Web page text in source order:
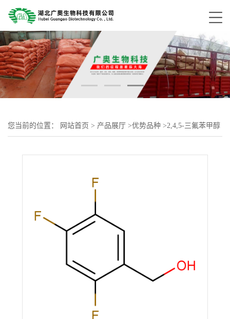
您当前的位置： 网站首页 > 产品展厅 >优势品种 >2,4,5-三氟苯甲醇